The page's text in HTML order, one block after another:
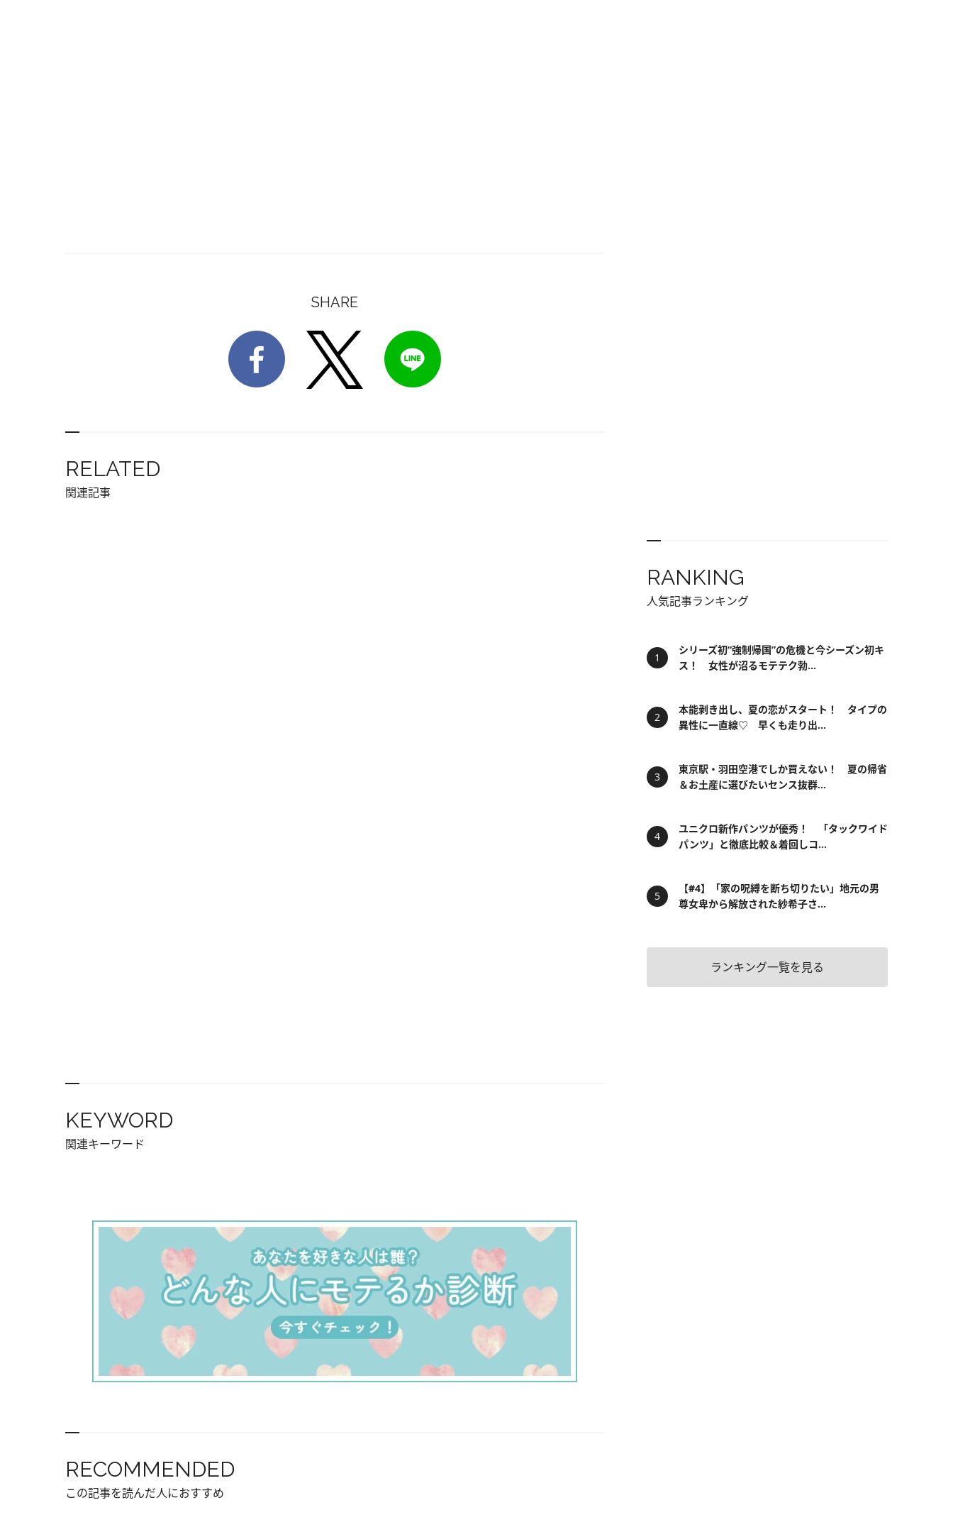
SHARE
RELATED
関連記事
KEYWORD
関連キーワード
RECOMMENDED
この記事を読んだ人におすすめ
RANKING
人気記事ランキング
シリーズ初“強制帰国”の危機と今シーズン初キ
ス！ 女性が沼るモテテク勃...
本能剥き出し、夏の恋がスタート！ タイプの
異性に一直線♡ 早くも走り出...
東京駅・羽田空港でしか買えない！ 夏の帰省
＆お土産に選びたいセンス抜群...
ユニクロ新作パンツが優秀！ 「タックワイド
パンツ」と徹底比較＆着回しコ...
【#4】「家の呪縛を断ち切りたい」地元の男
尊女卑から解放された紗希子さ...
ランキング一覧を見る